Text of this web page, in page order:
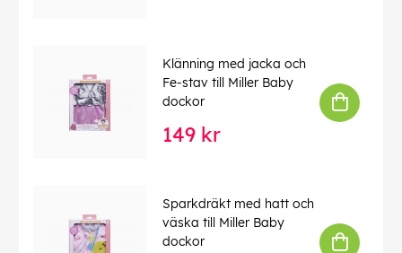
Klänning med jacka och
Fe-stav till Miller Baby
dockor
149 kr
Sparkdräkt med hatt och
väska till Miller Baby
dockor